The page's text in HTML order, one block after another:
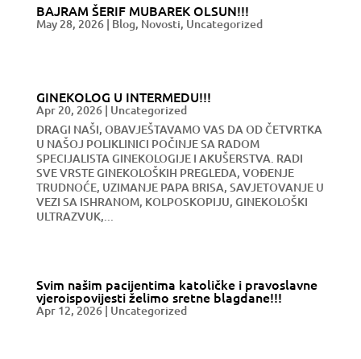
BAJRAM ŠERIF MUBAREK OLSUN!!!
May 28, 2026| Blog, Novosti, Uncategorized
GINEKOLOG U INTERMEDU!!!
Apr 20, 2026| Uncategorized
DRAGI NAŠI, OBAVJEŠTAVAMO VAS DA OD ČETVRTKA
U NAŠOJ POLIKLINICI POČINJE SA RADOM
SPECIJALISTA GINEKOLOGIJE I AKUŠERSTVA. RADI
SVE VRSTE GINEKOLOŠKIH PREGLEDA, VOĐENJE
TRUDNOĆE, UZIMANJE PAPA BRISA, SAVJETOVANJE U
VEZI SA ISHRANOM, KOLPOSKOPIJU, GINEKOLOŠKI
ULTRAZVUK,...
Svim našim pacijentima katoličke i pravoslavne
vjeroispovijesti želimo sretne blagdane!!!
Apr 12, 2026| Uncategorized